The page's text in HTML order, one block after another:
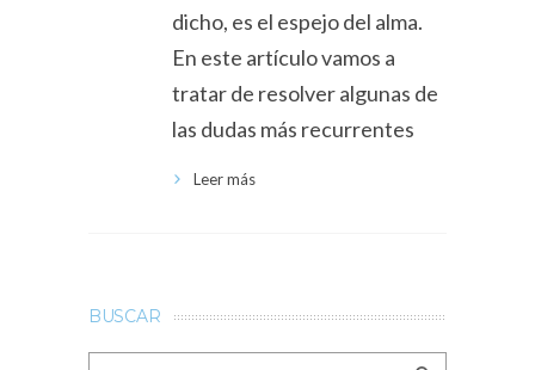
dicho, es el espejo del alma.
En este artículo vamos a
tratar de resolver algunas de
las dudas más recurrentes
Leer más
BUSCAR